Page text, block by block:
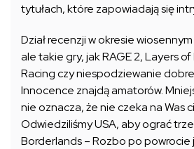
tytułach, które zapowiadają się
Dział recenzji w okresie
ale takie gry, jak RAGE 2, Layers
Racing czy niespodziewanie
Innocence znajdą amatorów.
nie oznacza, że nie czeka na Was
Odwiedziliśmy USA, aby ograć
Borderlands – Rozbo po powrocie